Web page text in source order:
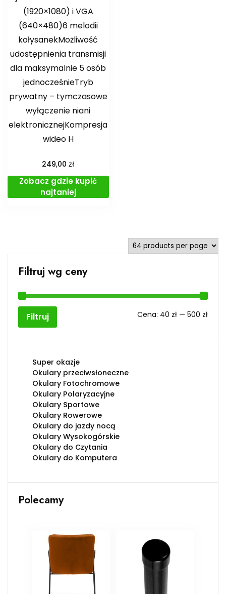
(1920×1080) i VGA
(640×480)6 melodii
kołysanekMożliwość
udostępnienia transmisji
dla maksymalnie 5 osób
jednocześnieTryb
prywatny – tymczasowe
wyłączenie niani
elektronicznejKompresja
wideo H
249,00zł
Zobacz gdzie kupić
najtaniej
Filtruj wg ceny
Cena
Cena
Filtruj Cena: 40 zł — 500 zł
Super okazje
Okulary przeciwsłoneczne
Okulary Fotochromowe
Okulary Polaryzacyjne
Okulary Sportowe
Okulary Rowerowe
Okulary do jazdy nocą
Okulary Wysokogórskie
Okulary do Czytania
Okulary do Komputera
Polecamy